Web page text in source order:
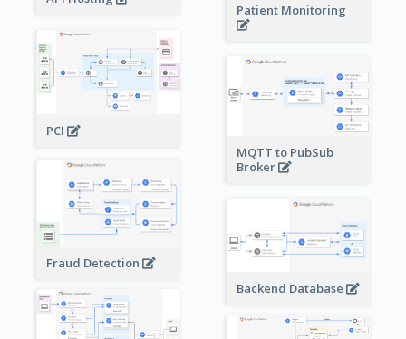
Patient Monitoring
PCI
MQTT to PubSub
Broker
Fraud Detection
Backend Database